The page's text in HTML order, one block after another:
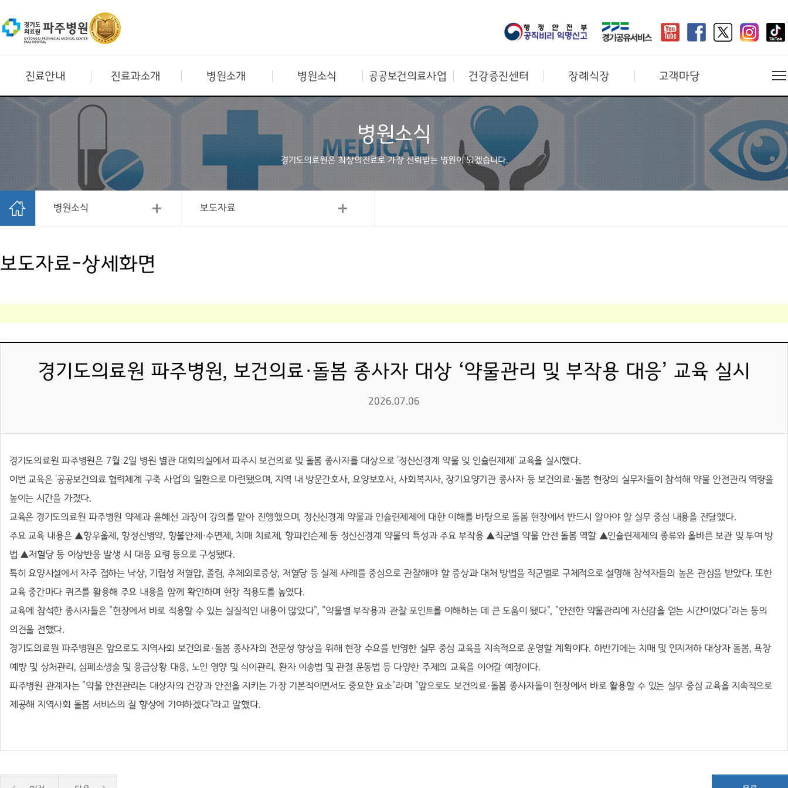
진료안내 진료과소개 병원소개 병원소식 공공보건의료사업 건강증진센터 장례식장 고객마당
병원소식
경기도의료원은 최상의진료로 가장 신뢰받는 병원이 되겠습니다.
병원소식 보도자료
보도자료-상세화면
경기도의료원 파주병원, 보건의료·돌봄 종사자 대상 ‘약물관리 및 부작용 대응’ 교육 실시
2026.07.06
경기도의료원 파주병원은 7월 2일 병원 별관 대회의실에서 파주시 보건의료 및 돌봄 종사자를 대상으로 '정신신경계 약물 및 인슐린제제 '교육을 실시했다.
이번 교육은 '공공보건의료 협력체계 구축 사업'의 일환으로 마련됐으며, 지역 내 방문간호사,요양보호사,사회복지사, 장기요양기관 종사자 등 보건의료·돌봄 현장의 실무자들이 참석해 약물 안전관리 역량을
높이는 시간을 가졌다.
교육은 경기도의료원 파주병원 약제과 윤혜선 과장이 강의를 맡아 진행했으며, 정신신경계 약물과 인슐린제제에 대한 이해를 바탕으로 돌봄 현장에서 반드시 알아야 할 실무 중심 내용을 전달했다.
주요 교육 내용은 ▲항우울제 ,항정신병약, 항불안제 ·수면제 , 치매 치료제 , 항파킨슨제 등 정신신경계 약물의 특성과 주요 부작용 ▲직군별 약물 안전 돌봄 역할 ▲인슐린제제의 종류와 올바른 보관 및 투여 방
법 ▲저혈당 등 이상반응 발생 시 대응 요령 등으로 구성됐다.
특히 요양시설에서 자주 접하는 낙상, 기립성 저혈압,졸림, 추체외로증상, 저혈당 등 실제 사례를 중심으로 관찰해야 할 증상과 대처 방법을 직군별로 구체적으로 설명해 참석자들의 높은 관심을 받았다.또한
교육 중간마다 퀴즈를 활용해 주요 내용을 함께 확인하며 현장 적용도를 높였다.
교육에 참석한 종사자들은 "현장에서 바로 적용할 수 있는 실질적인 내용이 많았다", "약물별 부작용과 관찰 포인트를 이해하는 데 큰 도움이 됐다", "안전한 약물관리에 자신감을 얻는 시간이었다"라는 등의
의견을 전했다.
경기도의료원 파주병원은 앞으로도 지역사회 보건의료·돌봄 종사자의 전문성 향상을 위해 현장 수요를 반영한 실무 중심 교육을 지속적으로 운영할 계획이다. 하반기에는 치매 및 인지저하 대상자 돌봄,욕창
예방 및 상처관리, 심폐소생술 및 응급상황 대응, 노인 영양 및 식이관리, 환자 이송법 및 관절 운동법 등 다양한 주제의 교육을 이어갈 예정이다.
파주병원 관계자는 "약물 안전관리는 대상자의 건강과 안전을 지키는 가장 기본적이면서도 중요한 요소"라며 "앞으로도 보건의료·돌봄 종사자들이 현장에서 바로 활용할 수 있는 실무 중심 교육을 지속적으로
제공해 지역사회 돌봄 서비스의 질 향상에 기여하겠다"라고 말했다.